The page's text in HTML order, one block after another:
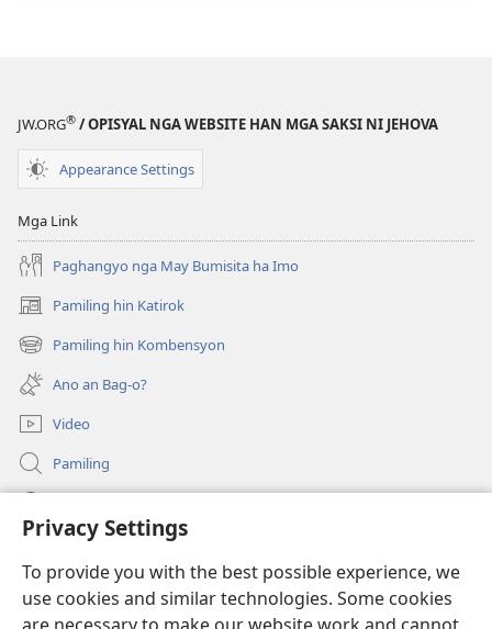
Privacy Settings
To provide you with the best possible experience, we
use cookies and similar technologies. Some cookies
JW.ORG® / OPISYAL NGA WEBSITE HAN MGA SAKSI NI JEHOVA
Appearance Settings
Mga Link
Paghangyo nga May Bumisita ha Imo
Pamiling hin Katirok
(opens
new
window)
Pamiling hin Kombensyon
(opens
new
window)
Ano an Bag-o?
Video
Pamiling
(opens
window)Watchtower ONLINE LIBRARY